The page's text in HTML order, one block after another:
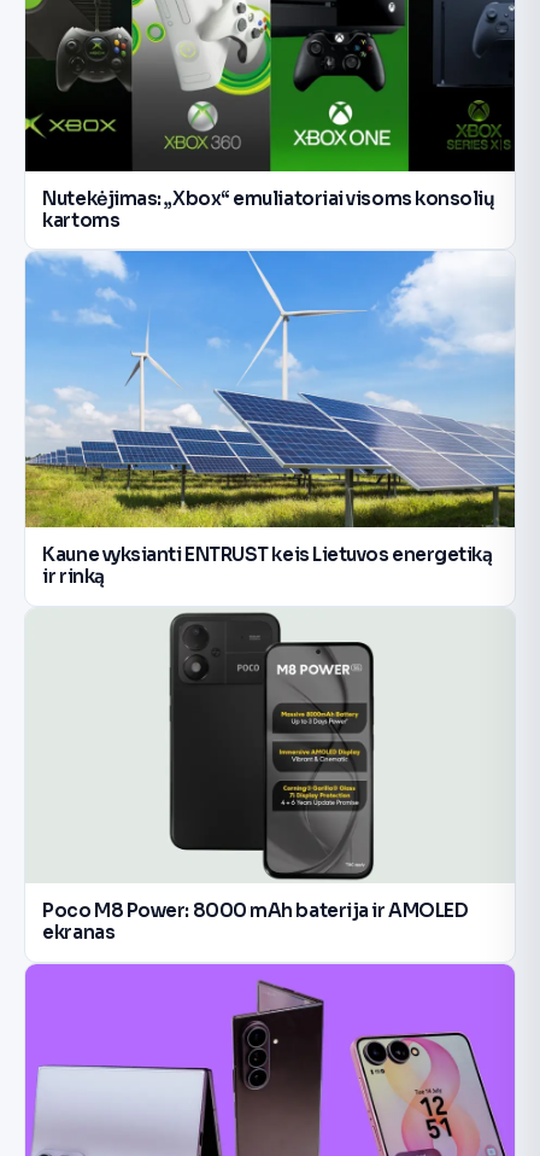
Nutekėjimas: „Xbox“ emuliatoriai visoms konsolių
kartoms
Kaune vyksianti ENTRUST keis Lietuvos energetiką
ir rinką
Poco M8 Power: 8000 mAh baterija ir AMOLED
ekranas